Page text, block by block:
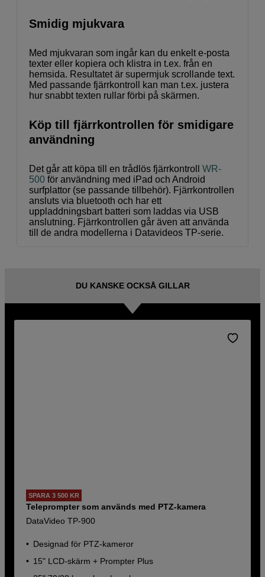
Smidig mjukvara
Med mjukvaran som ingår kan du enkelt e-posta
texter eller kopiera och klistra in t.ex. från en
hemsida. Resultatet är supermjuk scrollande text.
Med passande fjärrkontroll kan man t.ex. justera
hur snabbt texten rullar förbi på skärmen.
Köp till fjärrkontrollen för smidigare
användning
Det går att köpa till en trådlös fjärrkontroll WR-
500 för användning med iPad och Android
surfplattor (se passande tillbehör). Fjärrkontrollen
ansluts via bluetooth och har ett
uppladdningsbart batteri som laddas via USB
anslutning. Fjärrkontrollen går även att använda
till de andra modellerna i Datavideos TP-serie.
DU KANSKE OCKSÅ GILLAR
SPARA 3 500 KR
Teleprompter som används med PTZ-kamera
DataVideo TP-900
Designad för PTZ-kameror
15" LCD-skärm + Prompter Plus